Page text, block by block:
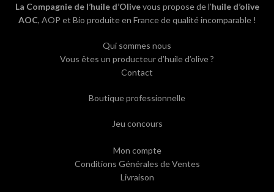
La Compagnie de l’huile d’Olivevous propose de l’huile d’olive
AOC, AOP et Bio produite en France de qualité incomparable !
Qui sommes nous
Vous êtes un producteur d’huile d’olive ?
Contact
Boutique professionnelle
Jeu concours
Mon compte
Conditions Générales de Ventes
Livraison